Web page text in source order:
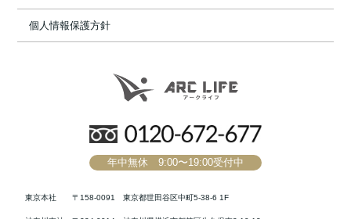
個人情報保護方針
年中無休 9:00〜19:00受付中
東京本社 〒158-0091 東京都世田谷区中町5-38-6 1F